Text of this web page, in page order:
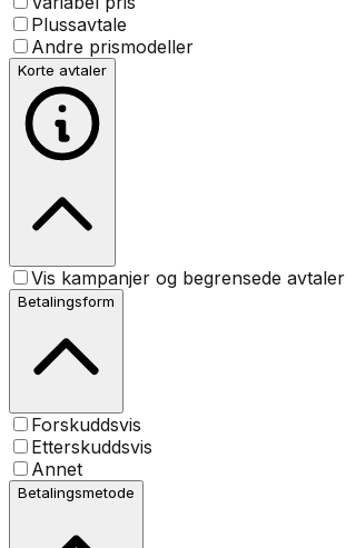
Plussavtale
Andre prismodeller
Korte avtaler
Vis kampanjer og begrensede avtaler
Betalingsform
Forskuddsvis
Etterskuddsvis
Annet
Betalingsmetode